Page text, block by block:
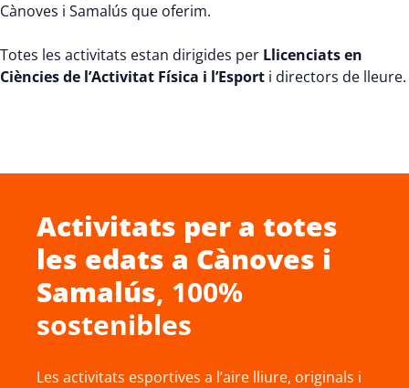
Cànoves i Samalús que oferim.
Totes les activitats estan dirigides per Llicenciats en
Ciències de l’Activitat Física i l’Esport i directors de lleure.
Activitats per a totes
les edats a Cànoves i
Samalús, 100%
sostenibles
Les activitats esportives a l’aire lliure, originals i